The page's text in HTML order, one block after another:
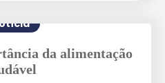
da alimentação
E-mail